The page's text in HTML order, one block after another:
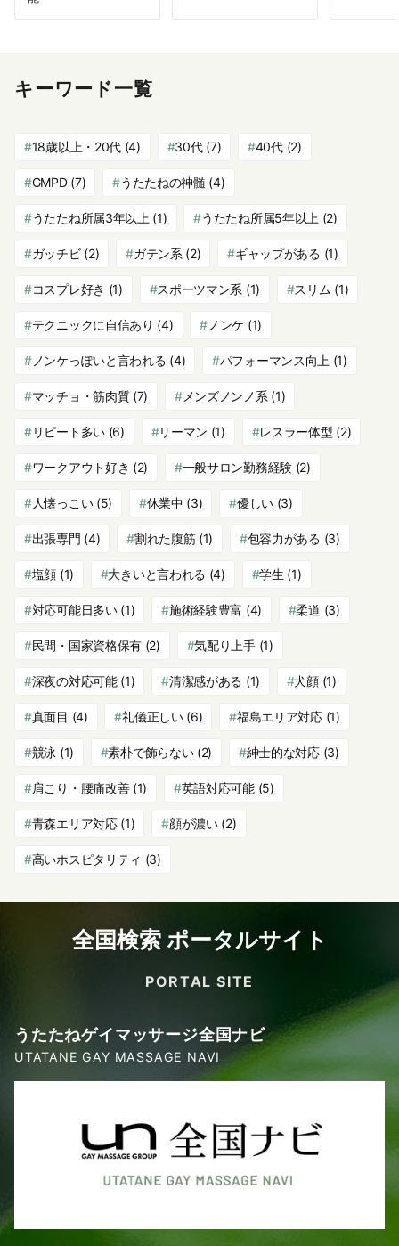
キーワード一覧
18歳以上・20代 (4) 30代(7) 40代(2)
GMPD(7) うたたねの神髄 (4)
うたたね所属3年以上 (1) うたたね所属5年以上 (2)
ガッチビ(2) ガテン系 (2) ギャップがある (1)
コスプレ好き (1) スポーツマン系 (1) スリム (1)
テクニックに自信あり (4) ノンケ (1)
ノンケっぽいと言われる (4) パフォーマンス向上 (1)
マッチョ・筋肉質(7) メンズノンノ系 (1)
リピート多い(6) リーマン (1) レスラー体型 (2)
ワークアウト好き (2) 一般サロン勤務経験(2)
人懐っこい(5) 休業中 (3) 優しい (3)
出張専門 (4) 割れた腹筋(1) 包容力がある (3)
塩顔 (1) 大きいと言われる (4) 学生 (1)
対応可能日多い(1) 施術経験豊富 (4) 柔道 (3)
民間・国家資格保有 (2) 気配り上手(1)
深夜の対応可能(1) 清潔感がある (1) 犬顔(1)
真面目 (4) 礼儀正しい(6) 福島エリア対応(1)
競泳 (1) 素朴で飾らない(2) 紳士的な対応(3)
肩こり・腰痛改善(1) 英語対応可能(5)
青森エリア対応(1) 顔が濃い(2)
高いホスピタリティ (3)
全国検索 ポータルサイト
PORTAL SITE
うたたねゲイマッサージ全国ナビ
UTATANE GAY MASSAGE NAVI